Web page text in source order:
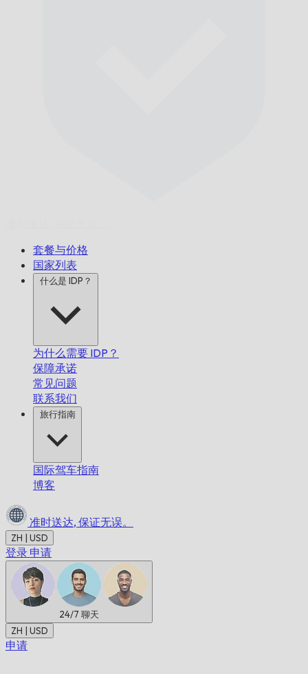
套餐与价格
国家列表
什么是 IDP？
为什么需要 IDP？
保障承诺
常见问题
联系我们
旅行指南
国际驾车指南
博客
准时送达, 保证无误。
ZH | USD
登录 申请
24/7 聊天
ZH | USD
申请